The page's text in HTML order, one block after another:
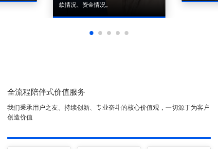
款情况、资金情况。
全流程陪伴式价值服务
我们秉承用户之友、持续创新、专业奋斗的核心价值观，一切源于为客户
创造价值